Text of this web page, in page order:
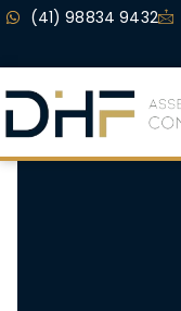
(41) 98834 9432